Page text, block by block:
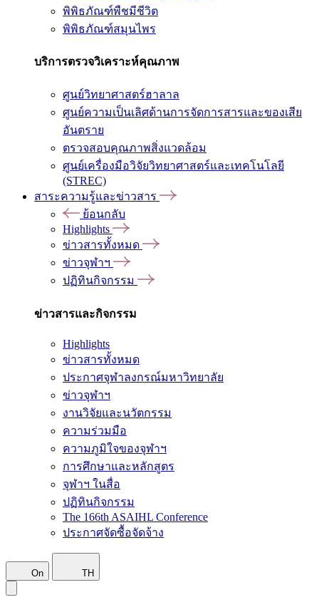
พิพิธภัณฑ์พืชมีชีวิต
พิพิธภัณฑ์สมุนไพร
บริการตรวจวิเคราะห์คุณภาพ
ศูนย์วิทยาศาสตร์ฮาลาล
ศูนย์ความเป็นเลิศด้านการจัดการสารและของเสีย
อันตราย
ตรวจสอบคุณภาพสิ่งแวดล้อม
ศูนย์เครื่องมือวิจัยวิทยาศาสตร์และเทคโนโลยี
(STREC)
สาระความรู้และข่าวสาร
ย้อนกลับ
Highlights
ข่าวสารทั้งหมด
ข่าวจุฬาฯ
ปฏิทินกิจกรรม
ข่าวสารและกิจกรรม
Highlights
ข่าวสารทั้งหมด
ประกาศจุฬาลงกรณ์มหาวิทยาลัย
ข่าวจุฬาฯ
งานวิจัยและนวัตกรรม
ความร่วมมือ
ความภูมิใจของจุฬาฯ
การศึกษาและหลักสูตร
จุฬาฯ ในสื่อ
ปฏิทินกิจกรรม
The 166th ASAIHL Conference
ประกาศจัดซื้อจัดจ้าง
On TH